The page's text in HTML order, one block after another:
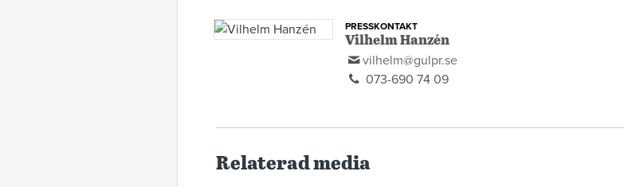
PRESSKONTAKT
Vilhelm Hanzén
vilhelm@gulpr.se
073-690 74 09
Relaterad media